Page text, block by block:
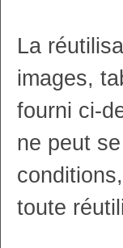
La
images,
fourni ci-
ne peut
toute